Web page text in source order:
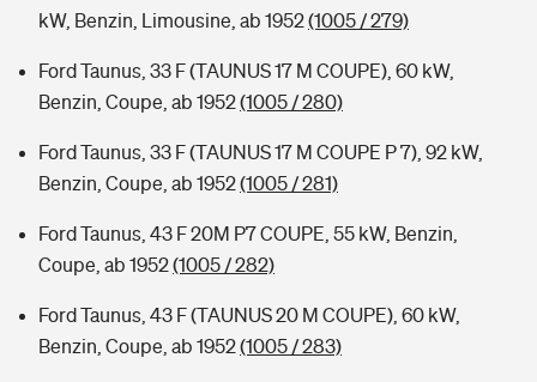
kW, Benzin, Limousine, ab 1952(1005 / 279)
Ford Taunus, 33 F (TAUNUS 17 M COUPE), 60 kW,
Benzin, Coupe, ab 1952(1005 / 280)
Ford Taunus, 33 F (TAUNUS 17 M COUPE P 7), 92 kW,
Benzin, Coupe, ab 1952(1005 / 281)
Ford Taunus, 43 F 20M P7 COUPE, 55 kW, Benzin,
Coupe, ab 1952(1005 / 282)
Ford Taunus, 43 F (TAUNUS 20 M COUPE), 60 kW,
Benzin, Coupe, ab 1952(1005 / 283)